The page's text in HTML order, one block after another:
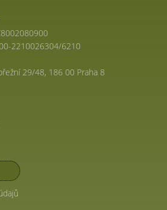
2210026304/6210
29/48, 186 00 Praha 8